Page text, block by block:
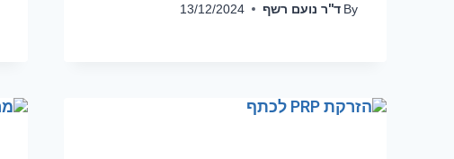
By ד''ר נועם רשף 13/12/2024